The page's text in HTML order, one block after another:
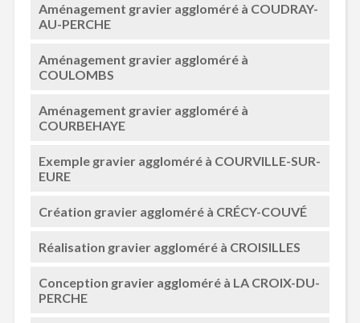
Aménagement gravier aggloméré à COUDRAY-
AU-PERCHE
Aménagement gravier aggloméré à
COULOMBS
Aménagement gravier aggloméré à
COURBEHAYE
Exemple gravier aggloméré à COURVILLE-SUR-
EURE
Création gravier aggloméré à CRÉCY-COUVÉ
Réalisation gravier aggloméré à CROISILLES
Conception gravier aggloméré à LA CROIX-DU-
PERCHE